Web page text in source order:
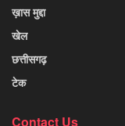
ख़ास मुद्दा
खेल
छत्तीसगढ़
टेक
Contact Us